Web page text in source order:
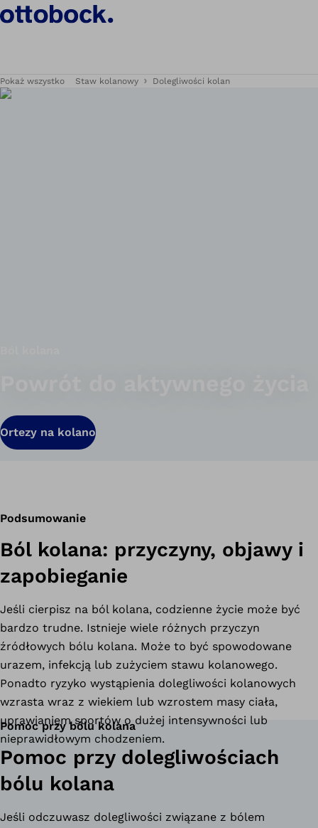
Pokaż wszystko Staw kolanowy Dolegliwości kolan
Ortezy na kolano
Podsumowanie
Ból kolana: przyczyny, objawy i
zapobieganie
Jeśli cierpisz na ból kolana, codzienne życie może być
bardzo trudne. Istnieje wiele różnych przyczyn
źródłowych bólu kolana. Może to być spowodowane
urazem, infekcją lub zużyciem stawu kolanowego.
Ponadto ryzyko wystąpienia dolegliwości kolanowych
wzrasta wraz z wiekiem lub wzrostem masy ciała,
uprawianiem sportów o dużej intensywności lub
nieprawidłowym chodzeniem.
Pomoc przy bólu kolana
Pomoc przy dolegliwościach
bólu kolana
Jeśli odczuwasz dolegliwości związane z bólem